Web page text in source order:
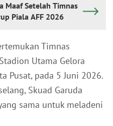
Maaf Setelah Timnas
Piala AFF 2026
Timnas
Utama Gelora
Pusat, pada 5 Juni 2026.
Skuad Garuda
sama untuk meladeni